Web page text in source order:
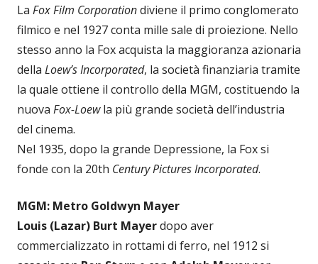
La Fox Film Corporationdiviene il primo conglomerato
filmico e nel 1927 conta mille sale di proiezione. Nello
stesso anno la Fox acquista la maggioranza azionaria
della Loew’s Incorporated, la società finanziaria tramite
la quale ottiene il controllo della MGM, costituendo la
nuova Fox-Loewla più grande società dell’industria
del cinema.
Nel 1935, dopo la grande Depressione, la Fox si
fonde con la 20th Century Pictures Incorporated.
MGM: Metro Goldwyn Mayer
Louis (Lazar) Burt Mayerdopo aver
commercializzato in rottami di ferro, nel 1912 si